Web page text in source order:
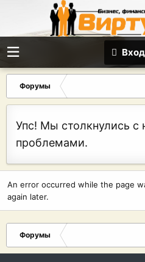
Вход
Форумы
Упс! Мы столкнулись с
проблемами.
An error occurred while the page
again later.
Форумы